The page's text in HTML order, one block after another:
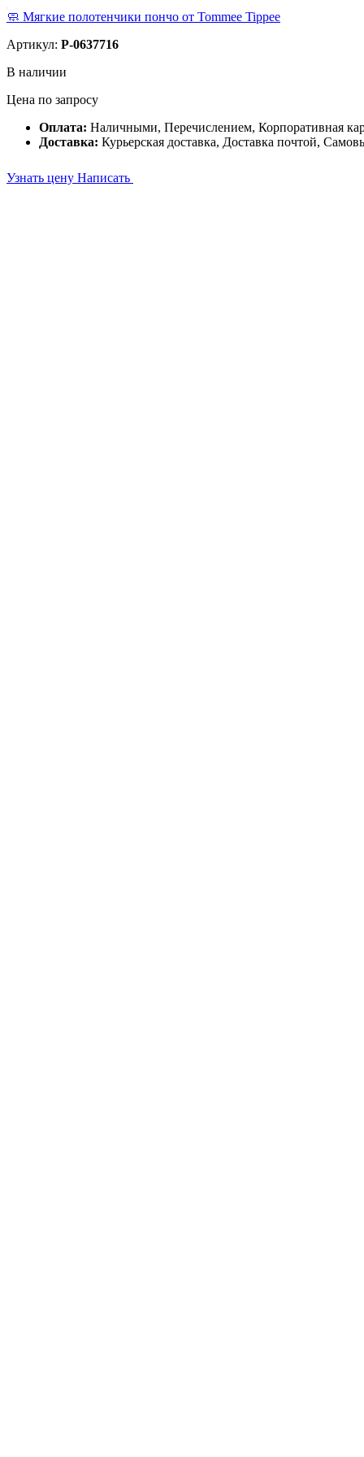
🧼 Мягкие полотенчики пончо от Tommee Tippee
Артикул: P-0637716
В наличии
Цена по запросу
Оплата: Наличными, Перечислением, Корпоративная
Доставка: Курьерская доставка, Доставка почтой,
Узнать цену Написать